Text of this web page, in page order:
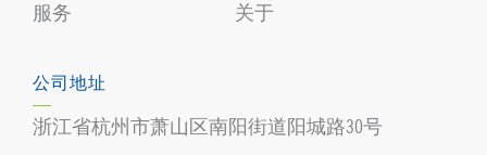
服务
关于
公司地址
浙江省杭州市萧山区南阳街道阳城路30号